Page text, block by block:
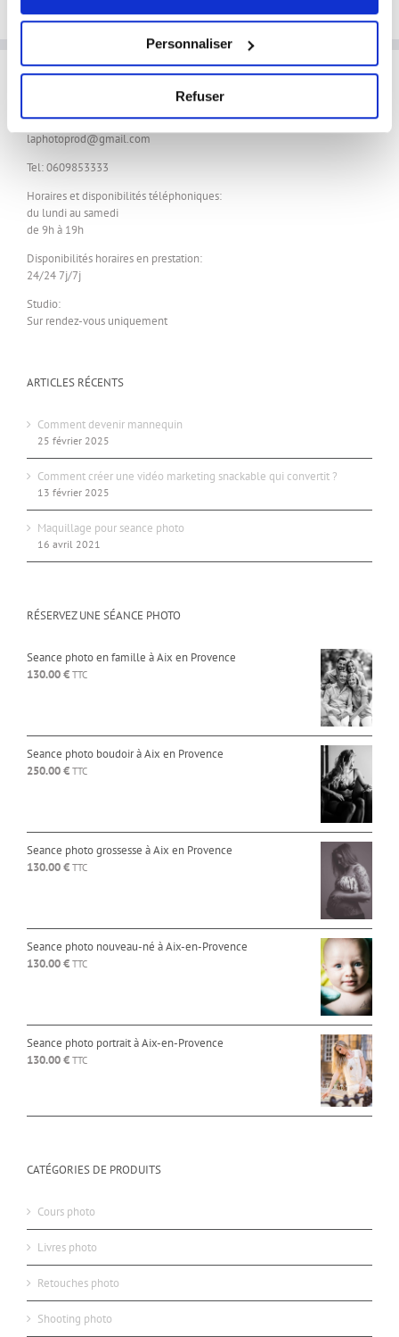
Personnaliser
Refuser
variations.
Les
peuvent
sur
la
produit
laphotoprod@gmail.com
Tel: 0609853333
Horaires et disponibilités téléphoniques:
du lundi au samedi
de 9h à 19h
Disponibilités horaires en prestation:
24/24 7j/7j
Studio:
Sur rendez-vous uniquement
ARTICLES RÉCENTS
Comment devenir mannequin
25 février 2025
Comment créer une vidéo marketing snackable qui convertit ?
13 février 2025
Maquillage pour seance photo
16 avril 2021
RÉSERVEZ UNE SÉANCE PHOTO
Seance photo en famille à Aix en Provence
130.00€ TTC
Seance photo boudoir à Aix en Provence
250.00€ TTC
Seance photo grossesse à Aix en Provence
130.00€ TTC
Seance photo nouveau-né à Aix-en-Provence
130.00€ TTC
Seance photo portrait à Aix-en-Provence
130.00€ TTC
CATÉGORIES DE PRODUITS
Cours photo
Livres photo
Retouches photo
Shooting photo